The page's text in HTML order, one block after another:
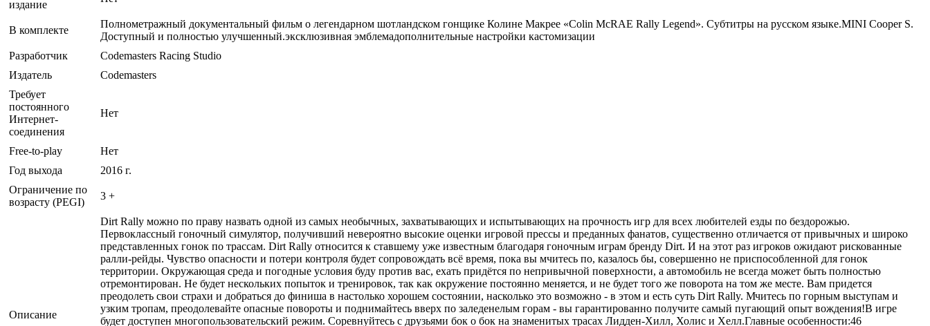
издание
В комплекте
Полнометражный документальный фильм о легендарном шотландском гонщике Колине Макрее «Colin McRAE Rally Legend». Субтитры на русском языке.MINI Cooper S.
Доступный и полностью улучшенный.эксклюзивная эмблемадополнительные настройки кастомизации
Разработчик
Codemasters Racing Studio
Издатель
Codemasters
Требует
постоянного
Интернет-
соединения
Нет
Free-to-play
Нет
Год выхода
2016 г.
Ограничение по
возрасту (PEGI)
3 +
Описание
Dirt Rally можно по праву назвать одной из самых необычных, захватывающих и испытывающих на прочность игр для всех любителей езды по бездорожью.
Первоклассный гоночный симулятор, получивший невероятно высокие оценки игровой прессы и преданных фанатов, существенно отличается от привычных и широко
представленных гонок по трассам. Dirt Rally относится к ставшему уже известным благодаря гоночным играм бренду Dirt. И на этот раз игроков ожидают рискованные
ралли-рейды. Чувство опасности и потери контроля будет сопровождать всё время, пока вы мчитесь по, казалось бы, совершенно не приспособленной для гонок
территории. Окружающая среда и погодные условия буду против вас, ехать придётся по непривычной поверхности, а автомобиль не всегда может быть полностью
отремонтирован. Не будет нескольких попыток и тренировок, так как окружение постоянно меняется, и не будет того же поворота на том же месте. Вам придется
преодолеть свои страхи и добраться до финиша в настолько хорошем состоянии, насколько это возможно - в этом и есть суть Dirt Rally. Мчитесь по горным выступам и
узким тропам, преодолевайте опасные повороты и поднимайтесь вверх по заледенелым горам - вы гарантированно получите самый пугающий опыт вождения!В игре
будет доступен многопользовательский режим. Соревнуйтесь с друзьями бок о бок на знаменитых трасах Лидден-Хилл, Холис и Хелл.Главные особенности:46